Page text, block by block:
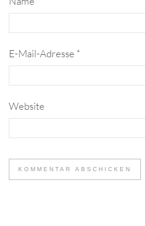
E-Mail-Adresse *
Website